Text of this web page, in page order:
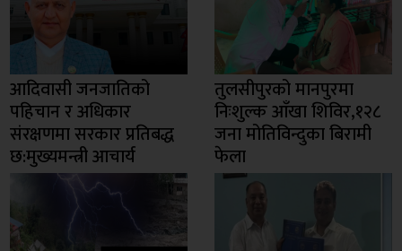
आदिवासी जनजातिको
पहिचान र अधिकार
संरक्षणमा सरकार प्रतिबद्ध
छ:मुख्यमन्त्री आचार्य
तुलसीपुरको मानपुरमा
निःशुल्क आँखा शिविर,१२८
जना मोतिविन्दुका बिरामी
फेला